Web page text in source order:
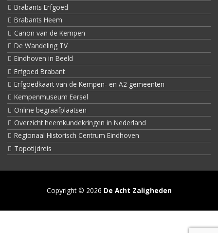
Brabants Erfgoed
Brabants Heem
Canon van de Kempen
De Wandeling TV
Eindhoven in Beeld
Erfgoed Brabant
Erfgoedkaart van de Kempen- en A2 gemeenten
Kempenmuseum Eersel
Online begraafplaatsen
Overzicht heemkundekringen in Nederland
Regionaal Historisch Centrum Eindhoven
Topotijdreis
Copyright © 2026 De Acht Zaligheden